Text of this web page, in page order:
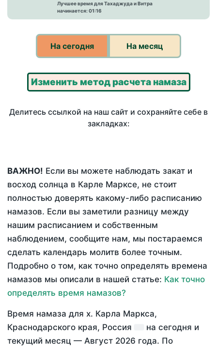
Лучшее время для Тахаджуда и Витра
начинается: 01:16
На сегодня На месяц
Изменить метод расчета намаза
Делитесь ссылкой на наш сайт и сохраняйте себе в
закладках:
ВАЖНО! Если вы можете наблюдать закат и
восход солнца в Карле Марксе, не стоит
полностью доверять какому-либо расписанию
намазов. Если вы заметили разницу между
нашим расписанием и собственным
наблюдением, сообщите нам, мы постараемся
сделать календарь молитв более точным.
Подробно о том, как точно определять времена
намазов мы описали в нашей статье: Как точно
определять время намазов?
Время намаза для х. Карла Маркса,
Краснодарского края, Россия
на сегодня и
текущий месяц — Август 2026 года. По